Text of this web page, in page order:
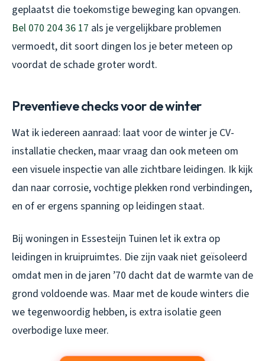
geplaatst die toekomstige beweging kan opvangen.
Bel 070 204 36 17 als je vergelijkbare problemen
vermoedt, dit soort dingen los je beter meteen op
voordat de schade groter wordt.
Preventieve checks voor de winter
Wat ik iedereen aanraad: laat voor de winter je CV-
installatie checken, maar vraag dan ook meteen om
een visuele inspectie van alle zichtbare leidingen. Ik kijk
dan naar corrosie, vochtige plekken rond verbindingen,
en of er ergens spanning op leidingen staat.
Bij woningen in Essesteijn Tuinen let ik extra op
leidingen in kruipruimtes. Die zijn vaak niet geïsoleerd
omdat men in de jaren ’70 dacht dat de warmte van de
grond voldoende was. Maar met de koude winters die
we tegenwoordig hebben, is extra isolatie geen
overbodige luxe meer.